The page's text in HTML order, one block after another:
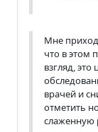
Мне
что в этом
взгляд, это
врачей и
отметить
слаженную